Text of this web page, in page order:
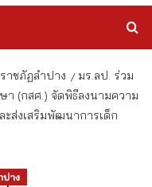
าชภัฏลำปาง
มร.ลป. ร่วม
า (กสศ.) จัดพิธีลงนามความ
ส่งเสริมพัฒนาการเด็ก
าง